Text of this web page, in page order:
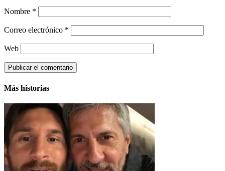
Nombre *
Correo electrónico *
Web
Más historias